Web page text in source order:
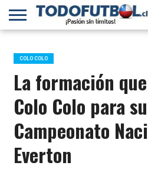
PRIMERA
B
SELECCIÓN
CHILENA
CHILENOS
EN EL
MUNDO
FÚTBOL
INTERNACIONAL
COLO COLO
La formación
Colo Colo para
Campeonato
Everton